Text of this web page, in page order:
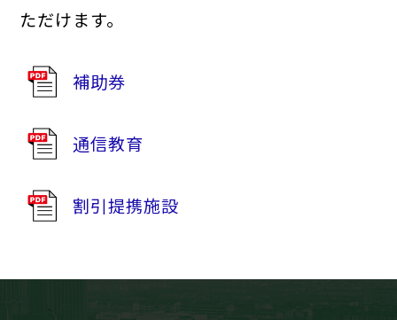
ただけます。
補助券
通信教育
割引提携施設